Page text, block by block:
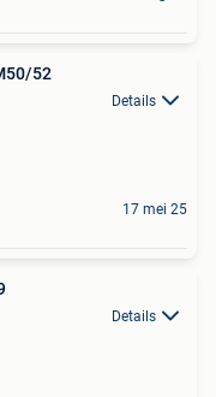
52
Details
17 mei 25
Details